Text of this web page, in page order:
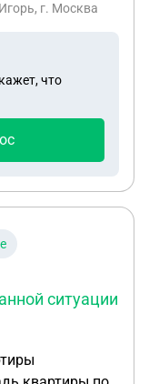
деньги. Что
сумма там
с моей
19.000р но
то есть
г. Москва
что
ситуации